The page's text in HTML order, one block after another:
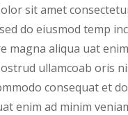
sit amet
do eiusmod temp
magna aliqua uat
ullamcoab oris
consequat et
enim ad minim